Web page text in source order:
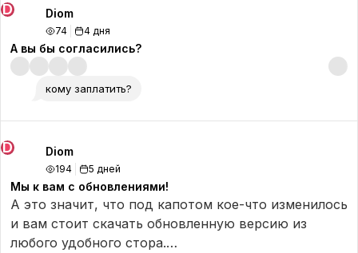
D Diom
74 4 дня
А вы бы согласились?
кому заплатить?
D Diom
194 5 дней
Мы к вам с обновлениями!
А это значит, что под капотом кое-что изменилось
и вам стоит скачать обновленную версию из
любого удобного стора.